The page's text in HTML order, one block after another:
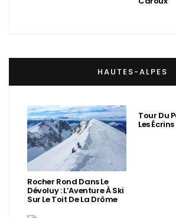
HAUTES-ALPES
Rocher Rond Dans Le
Dévoluy : L’Aventure À Ski
Sur Le Toit De La Drôme
Tour Du
Les